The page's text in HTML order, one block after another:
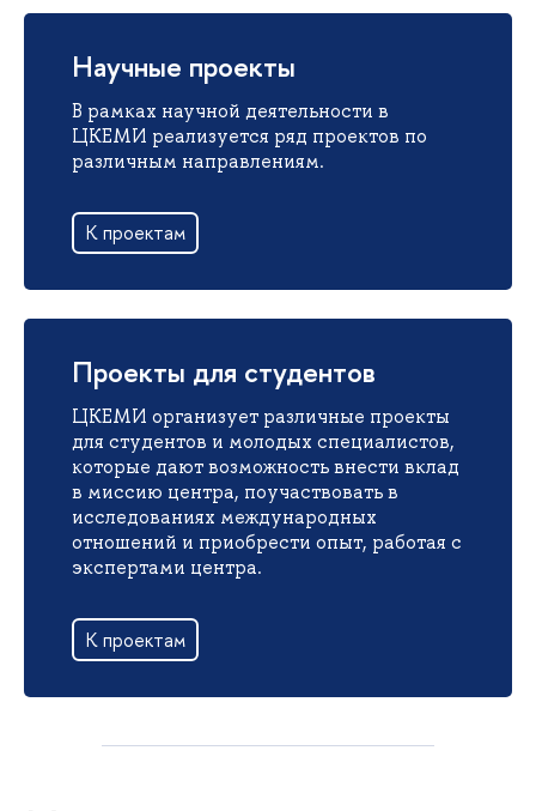
Научные проекты
В рамках научной деятельности в
ЦКЕМИ реализуется ряд проектов по
различным направлениям.
К проектам
Проекты для студентов
ЦКЕМИ организует различные проекты
для студентов и молодых специалистов,
которые дают возможность внести вклад
в миссию центра, поучаствовать в
исследованиях международных
отношений и приобрести опыт, работая с
экспертами центра.
К проектам